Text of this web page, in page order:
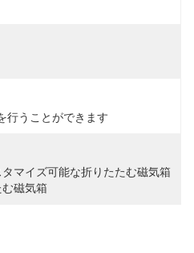
行うことができます
タマイズ可能な折りたたむ磁気箱
磁気箱